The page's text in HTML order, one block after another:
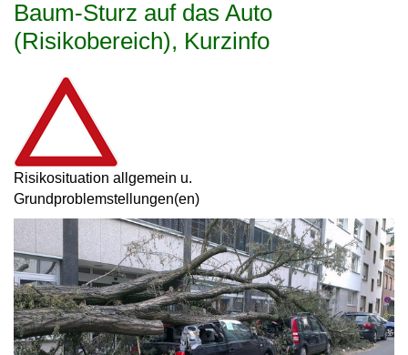
Baum-Sturz auf das Auto
(Risikobereich), Kurzinfo
Risikosituation allgemein u.
Grundproblemstellungen(en)